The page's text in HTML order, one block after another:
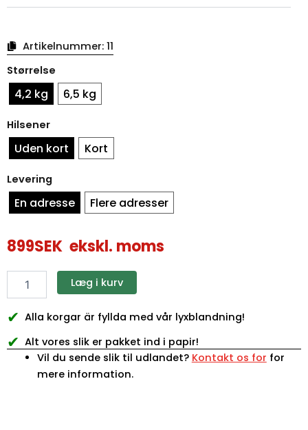
Artikelnummer: 11
Størrelse
4,2 kg 6,5 kg
Hilsener
Uden kort Kort
Levering
En adresse Flere adresser
899SEK ekskl. moms
luksus
mængde
Læg i kurv
✔ Alla korgar är fyllda med vår lyxblandning!
✔ Alt vores slik er pakket ind i papir!
Vil du sende slik til udlandet? Kontakt os for for
mere information.